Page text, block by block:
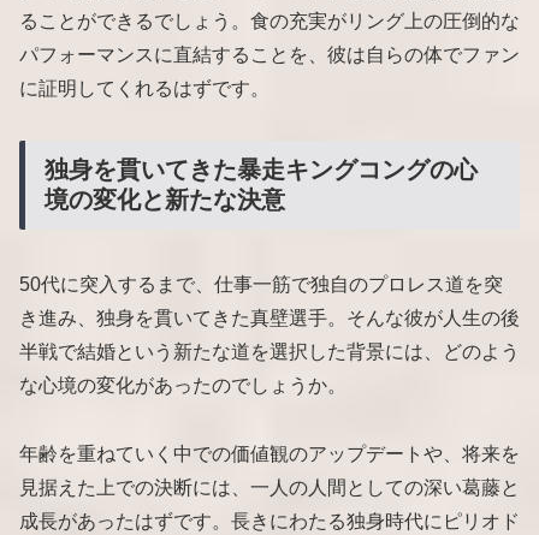
ることができるでしょう。食の充実がリング上の圧倒的な
パフォーマンスに直結することを、彼は自らの体でファン
に証明してくれるはずです。
独身を貫いてきた暴走キングコングの心
境の変化と新たな決意
50代に突入するまで、仕事一筋で独自のプロレス道を突
き進み、独身を貫いてきた真壁選手。そんな彼が人生の後
半戦で結婚という新たな道を選択した背景には、どのよう
な心境の変化があったのでしょうか。
年齢を重ねていく中での価値観のアップデートや、将来を
見据えた上での決断には、一人の人間としての深い葛藤と
成長があったはずです。長きにわたる独身時代にピリオド